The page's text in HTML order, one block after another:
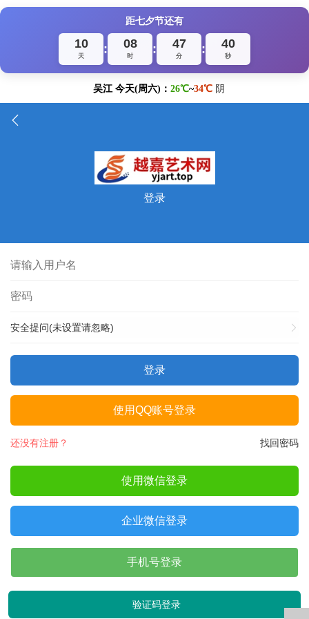
距七夕节还有
10
天
: 08
时
: 47
分
: 40
秒
登录
安全提问(未设置请忽略)
登录
使用QQ账号登录
找回密码
还没有注册？
使用微信登录
企业微信登录
手机号登录
验证码登录